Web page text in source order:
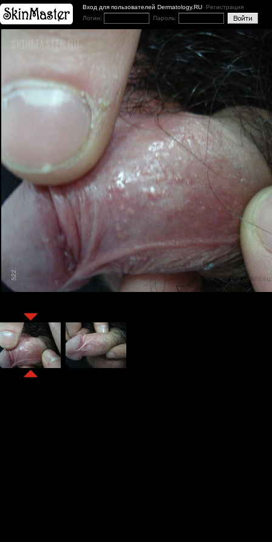
Вход для пользователей Dermatology.RU Регистрация
Логин:
Пароль: